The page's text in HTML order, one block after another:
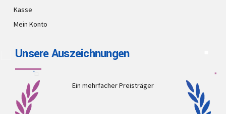
Kasse
Mein Konto
Unsere Auszeichnungen
Ein mehrfacher Preisträger